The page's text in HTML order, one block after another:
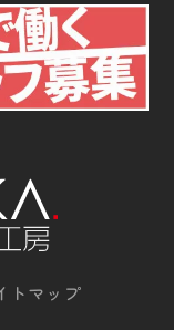
トマップ